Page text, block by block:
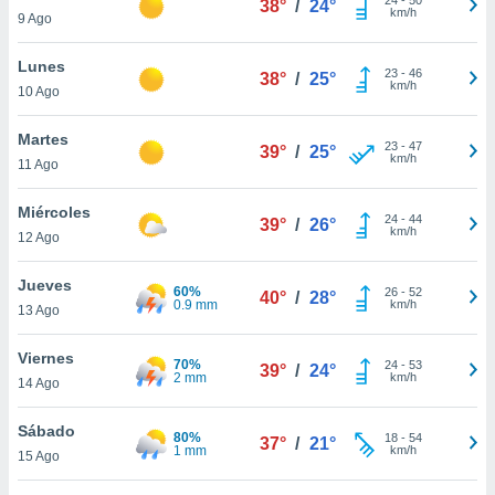
más
nuestra
y
de
disponible
cookies
aceptar
9 Ago
38° / 24°
km/h
Lunes
10 Ago
38° / 25° 23- 46
km/h
Martes
11 Ago
39° / 25° 23- 47
km/h
Miércoles
12 Ago
39° / 26° 24- 44
km/h
Jueves
13 Ago
60%
0.9 mm
40° / 28° 26- 52
km/h
Viernes
14 Ago
70%
2 mm
39° / 24° 24- 53
km/h
Sábado
15 Ago
80%
1 mm
37° / 21° 18- 54
km/h